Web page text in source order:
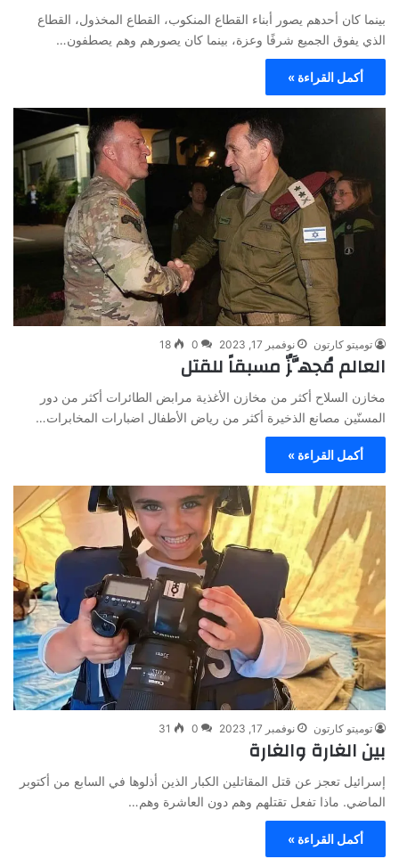
بينما كان أحدهم يصور أبناء القطاع المنكوب، القطاع المخذول، القطاع
الذي يفوق الجميع شرفًا وعزة، بينما كان يصورهم وهم يصطفون…
أكمل القراءة »
توميتو كارتون نوفمبر 17, 2023 0
18
العالم مُجهَّزٌ مسبقاً للقتل
مخازن السلاح أكثر من مخازن الأغذية مرابض الطائرات أكثر من دور
المسنّين مصانع الذخيرة أكثر من رياض الأطفال اضبارات المخابرات…
أكمل القراءة »
توميتو كارتون نوفمبر 17, 2023 0
31
بين الغارة والغارة
إسرائيل تعجز عن قتل المقاتلين الكبار الذين أذلوها في السابع من أكتوبر
الماضي. ماذا تفعل تقتلهم وهم دون العاشرة وهم…
أكمل القراءة »